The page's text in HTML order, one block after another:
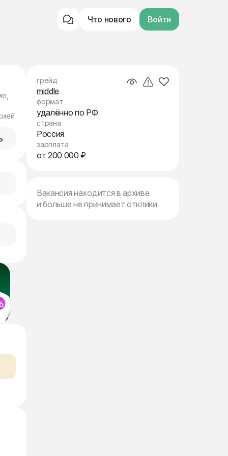
Что нового Войти
грейд
middle
формат
удалённо по РФ
страна
Россия
зарплата
от 200 000 ₽
Вакансия находится в архиве
и больше не принимает отклики